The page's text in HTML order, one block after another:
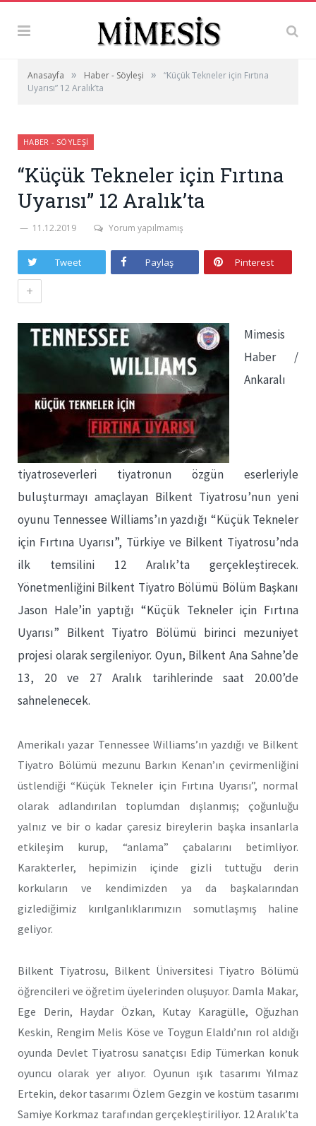
Anasayfa » Haber - Söyleşi »
“Küçük Tekneler için Fırtına
Uyarısı” 12 Aralık’ta
HABER - SÖYLEŞI
“Küçük Tekneler için Fırtına
Uyarısı” 12 Aralık’ta
11.12.2019 Yorum yapılmamış
Tweet Paylaş Pinterest
+
Mimesis
Haber /
Ankaralı
tiyatroseverleri tiyatronun özgün eserleriyle
buluşturmayı amaçlayan Bilkent Tiyatrosu’nun yeni
oyunu Tennessee Williams’ın yazdığı “Küçük Tekneler
için Fırtına Uyarısı”, Türkiye ve Bilkent Tiyatrosu’nda
ilk temsilini 12 Aralık’ta gerçekleştirecek.
Yönetmenliğini Bilkent Tiyatro Bölümü Bölüm Başkanı
Jason Hale’in yaptığı “Küçük Tekneler için Fırtına
Uyarısı” Bilkent Tiyatro Bölümü birinci mezuniyet
projesi olarak sergileniyor. Oyun, Bilkent Ana Sahne’de
13, 20 ve 27 Aralık tarihlerinde saat 20.00’de
sahnelenecek.
Amerikalı yazar Tennessee Williams’ın yazdığı ve Bilkent
Tiyatro Bölümü mezunu Barkın Kenan’ın çevirmenliğini
üstlendiği “Küçük Tekneler için Fırtına Uyarısı”, normal
olarak adlandırılan toplumdan dışlanmış; çoğunluğu
yalnız ve bir o kadar çaresiz bireylerin başka insanlarla
etkileşim kurup, “anlama” çabalarını betimliyor.
Karakterler, hepimizin içinde gizli tuttuğu derin
korkuların ve kendimizden ya da başkalarından
gizlediğimiz kırılganlıklarımızın somutlaşmış haline
geliyor.
Bilkent Tiyatrosu, Bilkent Üniversitesi Tiyatro Bölümü
öğrencileri ve öğretim üyelerinden oluşuyor. Damla Makar,
Ege Derin, Haydar Özkan, Kutay Karagülle, Oğuzhan
Keskin, Rengim Melis Köse ve Toygun Elaldı’nın rol aldığı
oyunda Devlet Tiyatrosu sanatçısı Edip Tümerkan konuk
oyuncu olarak yer alıyor. Oyunun ışık tasarımı Yılmaz
Ertekin, dekor tasarımı Özlem Gezgin ve kostüm tasarımı
Samiye Korkmaz tarafından gerçekleştiriliyor. 12 Aralık’ta